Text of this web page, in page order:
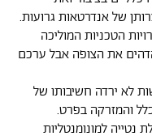
של אנדרטאות גרועות.
הטכניות המוליכה
את הצופה אבל ערכם
לא ירדה חשיבותו של
והמזרקה בפרט.
נטייה למונומנטליות